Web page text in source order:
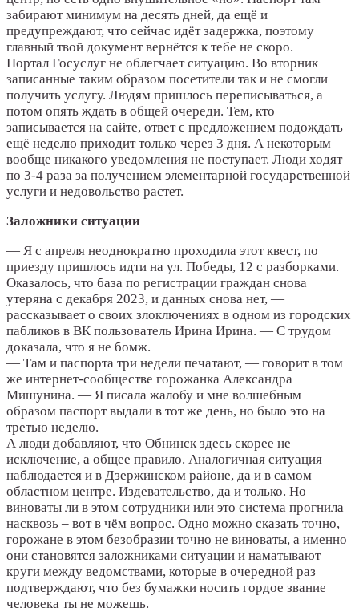
забирают минимум на десять дней, да ещё и
предупреждают, что сейчас идёт задержка, поэтому
главный твой документ вернётся к тебе не скоро.
Портал Госуслуг не облегчает ситуацию. Во вторник
записанные таким образом посетители так и не смогли
получить услугу. Людям пришлось переписываться, а
потом опять ждать в общей очереди. Тем, кто
записывается на сайте, ответ с предложением подождать
ещё неделю приходит только через 3 дня. А некоторым
вообще никакого уведомления не поступает. Люди ходят
по 3-4 раза за получением элементарной государственной
услуги и недовольство растет.
Заложники ситуации
— Я с апреля неоднократно проходила этот квест, по
приезду пришлось идти на ул. Победы, 12 с разборками.
Оказалось, что база по регистрации граждан снова
утеряна с декабря 2023, и данных снова нет, —
рассказывает о своих злоключениях в одном из городских
пабликов в ВК пользователь Ирина Ирина. — С трудом
доказала, что я не бомж.
— Там и паспорта три недели печатают, — говорит в том
же интернет-сообществе горожанка Александра
Мишунина. — Я писала жалобу и мне волшебным
образом паспорт выдали в тот же день, но было это на
третью неделю.
А люди добавляют, что Обнинск здесь скорее не
исключение, а общее правило. Аналогичная ситуация
наблюдается и в Дзержинском районе, да и в самом
областном центре. Издевательство, да и только. Но
виноваты ли в этом сотрудники или это система прогнила
насквозь – вот в чём вопрос. Одно можно сказать точно,
горожане в этом безобразии точно не виноваты, а именно
они становятся заложниками ситуации и наматывают
круги между ведомствами, которые в очередной раз
подтверждают, что без бумажки носить гордое звание
человека ты не можешь.